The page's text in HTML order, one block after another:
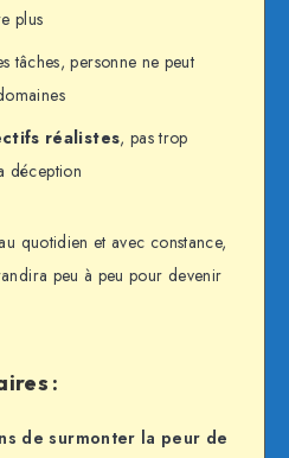
plus
tâches, personne ne peut
réalistes, pas trop
déception
quotidien et avec constance,
peu à peu pour devenir
:
de surmonter la peur de